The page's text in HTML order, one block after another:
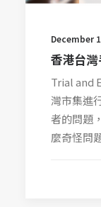
December
香港台灣
Trial and
灣市集進
者的問題
麼奇怪問